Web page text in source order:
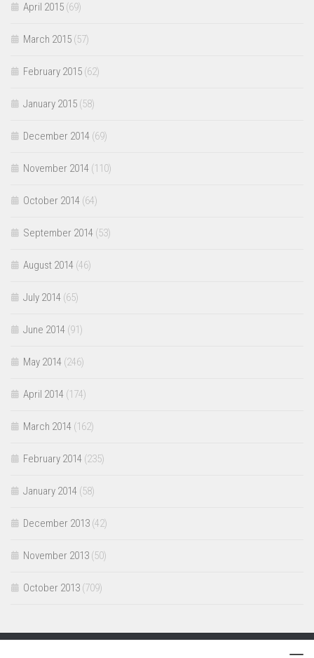
April 2015 (69)
March 2015 (57)
February 2015 (62)
January 2015 (58)
December 2014 (69)
November 2014 (110)
October 2014 (64)
September 2014 (53)
August 2014 (46)
July 2014 (65)
June 2014 (91)
May 2014 (246)
April 2014 (174)
March 2014 (162)
February 2014 (235)
January 2014 (58)
December 2013 (42)
November 2013 (50)
October 2013 (709)